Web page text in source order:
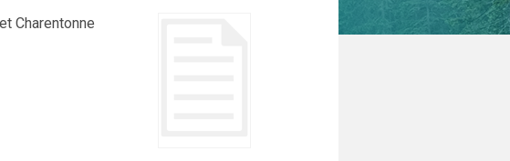
Charentonne